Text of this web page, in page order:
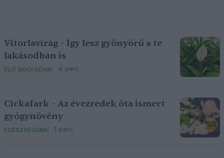
Vitorlavirág – Így lesz gyönyörű a te
lakásodban is
ÉLŐ BOLYGÓNK 4 perc
Cickafark – Az évezredek óta ismert
gyógynövény
EGÉSZSÉGÜNK 1 perc